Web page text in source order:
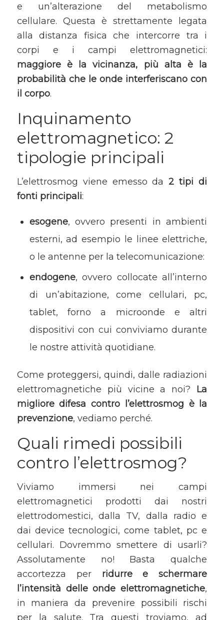
e un’alterazione del metabolismo
cellulare. Questa è strettamente legata
alla distanza fisica che intercorre tra i
corpi e i campi elettromagnetici:
maggiore è la vicinanza, più alta è la
probabilità che le onde interferiscano con
il corpo.
Inquinamento
elettromagnetico: 2
tipologie principali
L’elettrosmog viene emesso da2 tipi di
fonti principali:
esogene, ovvero presenti in ambienti
esterni, ad esempio le linee elettriche,
o le antenne per la telecomunicazione:
endogene, ovvero collocate all’interno
di un’abitazione, come cellulari, pc,
tablet, forno a microonde e altri
dispositivi con cui conviviamo durante
le nostre attività quotidiane.
Come proteggersi, quindi, dalle radiazioni
elettromagnetiche più vicine a noi? La
migliore difesa contro l’elettrosmog è la
prevenzione, vediamo perché.
Quali rimedi possibili
contro l’elettrosmog?
Viviamo immersi nei campi
elettromagnetici prodotti dai nostri
elettrodomestici, dalla TV, dalla radio e
dai device tecnologici, come tablet, pc e
cellulari. Dovremmo smettere di usarli?
Assolutamente no! Basta qualche
accortezza per ridurre e schermare
l’intensità delle onde elettromagnetiche,
in maniera da prevenire possibili rischi
per la salute. Tra questi troviamo, ad